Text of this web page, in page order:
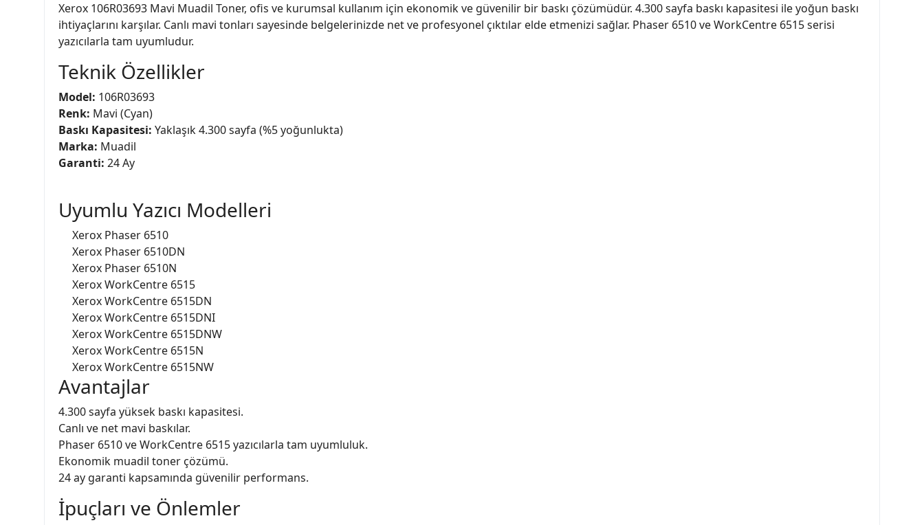
Xerox 106R03693 Mavi Muadil Toner, ofis ve kurumsal kullanım için ekonomik ve güvenilir bir baskı çözümüdür. 4.300 sayfa baskı kapasitesi ile yoğun baskı
ihtiyaçlarını karşılar. Canlı mavi tonları sayesinde belgelerinizde net ve profesyonel çıktılar elde etmenizi sağlar. Phaser 6510 ve WorkCentre 6515 serisi
yazıcılarla tam uyumludur.
Teknik Özellikler
Model: 106R03693
Renk: Mavi (Cyan)
Baskı Kapasitesi: Yaklaşık 4.300 sayfa (%5 yoğunlukta)
Marka: Muadil
Garanti: 24 Ay
Uyumlu Yazıcı Modelleri
Xerox Phaser 6510
Xerox Phaser 6510DN
Xerox Phaser 6510N
Xerox WorkCentre 6515
Xerox WorkCentre 6515DN
Xerox WorkCentre 6515DNI
Xerox WorkCentre 6515DNW
Xerox WorkCentre 6515N
Xerox WorkCentre 6515NW
Avantajlar
4.300 sayfa yüksek baskı kapasitesi.
Canlı ve net mavi baskılar.
Phaser 6510 ve WorkCentre 6515 yazıcılarla tam uyumluluk.
Ekonomik muadil toner çözümü.
24 ay garanti kapsamında güvenilir performans.
İpuçları ve Önlemler